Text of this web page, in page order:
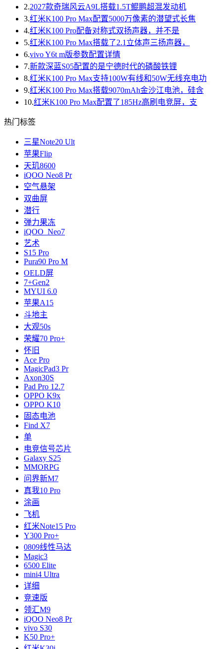
2.2027款奇瑞风云A9L搭载1.5T鲲鹏超混发动机
3.红米K100 Pro Max配置5000万像素的潜望式长焦
4.红米K100 Pro配备对称式双扬声器，并不是
5.红米K100 Pro Max搭载了2.1立体声三扬声器，
6.vivo Y6t m版参数配置详情
7.新款深蓝S05配置的是宁德时代的磷酸铁锂
8.红米K100 Pro Max支持100W有线和50W无线充电功
9.红米K100 Pro Max搭载9070mAh金沙江电池，硅含
10.红米K100 Pro Max配置了185Hz高刷电竞屏，支
热门标签
三星Note20 Ult
苹果Flip
天玑8600
iQOO Neo8 Pr
空气悬架
双曲屏
潜行
弹力果冻
iQOO Neo7
艺术
S15 Pro
Pura90 Pro M
OELD屏
7+Gen2
MYUI 6.0
苹果A15
斗地主
大观50s
荣耀70 Pro+
怀旧
Ace Pro
MagicPad3 Pr
Axon30S
Pad Pro 12.7
OPPO K9x
OPPO K10
固态电池
Find X7
单
电竞信号芯片
Galaxy S25
MMORPG
问界新M7
真我10 Pro
涂画
飞机
红米Note15 Pro
Y300 Pro+
0809线性马达
Magic3
6500 Elite
mini4 Ultra
详细
竞速版
领汇M9
iQOO Neo8 Pr
vivo S30
K50 Pro+